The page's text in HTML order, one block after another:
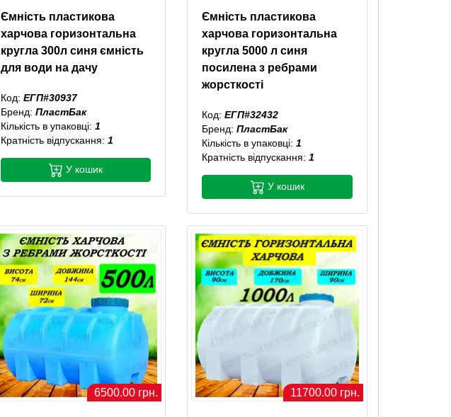
Ємність пластикова
харчова горизонтальна
кругла 300л синя ємність
для води на дачу
Код: ЕГП#30937
Бренд: ПластБак
Кількість в упаковці: 1
Кратність відпускання: 1
У кошик
Ємність пластикова
харчова горизонтальна
кругла 5000 л синя
посилена з ребрами
жорсткості
Код:ЕГП#32432
Бренд:ПластБак
Кількість в упаковці:1
Кратність відпускання:1
У кошик
6500.00 грн. 11700.00 грн.